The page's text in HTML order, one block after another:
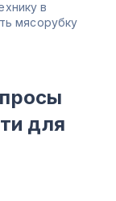
в
мясорубку
для